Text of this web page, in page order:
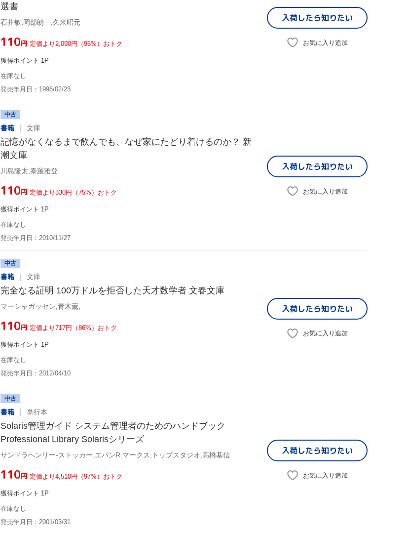
選書
石井敏,岡部朗一,久米昭元
¥110円 定価より2,090円（95%）おトク
獲得ポイント 1P
在庫なし
発売年月日：1996/02/23
入荷したら知りたい
お気に入り追加
中古
書籍 文庫
記憶がなくなるまで飲んでも、なぜ家にたどり着けるのか？ 新
潮文庫
川島隆太,泰羅雅登
¥110円 定価より330円（75%）おトク
獲得ポイント 1P
在庫なし
発売年月日：2010/11/27
入荷したら知りたい
お気に入り追加
中古
書籍 文庫
完全なる証明 100万ドルを拒否した天才数学者 文春文庫
マーシャガッセン,青木薫,
¥110円 定価より717円（86%）おトク
獲得ポイント 1P
在庫なし
発売年月日：2012/04/10
入荷したら知りたい
お気に入り追加
中古
書籍 単行本
Solaris管理ガイド システム管理者のためのハンドブック
Professional Library Solarisシリーズ
サンドラヘンリー-ストッカー,エバンR.マークス,トップスタジオ,高橋基信
¥110円 定価より4,510円（97%）おトク
獲得ポイント 1P
在庫なし
発売年月日：2001/03/31
入荷したら知りたい
お気に入り追加